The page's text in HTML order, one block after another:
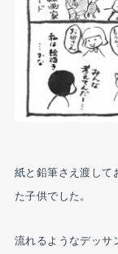
紙と鉛筆さえ渡して
た子供でした。
流れるようなデッサ